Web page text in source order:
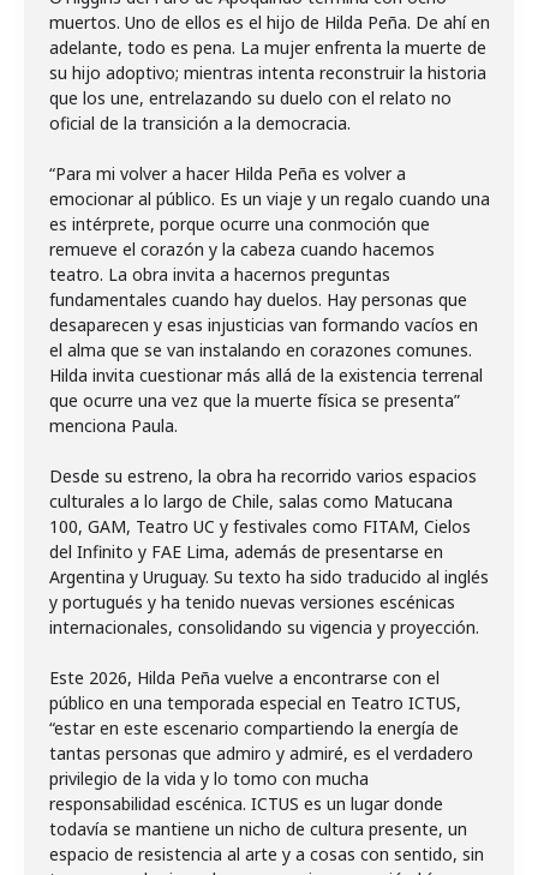
muertos. Uno de ellos es el hijo de Hilda Peña. De ahí en
adelante, todo es pena. La mujer enfrenta la muerte de
su hijo adoptivo; mientras intenta reconstruir la historia
que los une, entrelazando su duelo con el relato no
oficial de la transición a la democracia.
“Para mi volver a hacer Hilda Peña es volver a
emocionar al público. Es un viaje y un regalo cuando una
es intérprete, porque ocurre una conmoción que
remueve el corazón y la cabeza cuando hacemos
teatro. La obra invita a hacernos preguntas
fundamentales cuando hay duelos. Hay personas que
desaparecen y esas injusticias van formando vacíos en
el alma que se van instalando en corazones comunes.
Hilda invita cuestionar más allá de la existencia terrenal
que ocurre una vez que la muerte física se presenta”
menciona Paula.
Desde su estreno, la obra ha recorrido varios espacios
culturales a lo largo de Chile, salas como Matucana
100, GAM, Teatro UC y festivales como FITAM, Cielos
del Infinito y FAE Lima, además de presentarse en
Argentina y Uruguay. Su texto ha sido traducido al inglés
y portugués y ha tenido nuevas versiones escénicas
internacionales, consolidando su vigencia y proyección.
Este 2026, Hilda Peña vuelve a encontrarse con el
público en una temporada especial en Teatro ICTUS,
“estar en este escenario compartiendo la energía de
tantas personas que admiro y admiré, es el verdadero
privilegio de la vida y lo tomo con mucha
responsabilidad escénica. ICTUS es un lugar donde
todavía se mantiene un nicho de cultura presente, un
espacio de resistencia al arte y a cosas con sentido, sin